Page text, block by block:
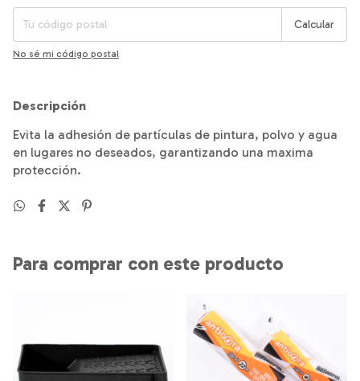
Calcular
No sé mi código postal
Descripción
Evita la adhesión de partículas de pintura, polvo y agua
en lugares no deseados, garantizando una maxima
protección.
Para comprar con este producto